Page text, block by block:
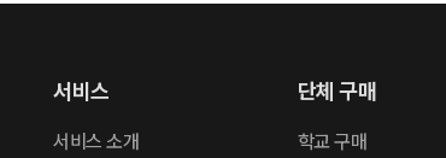
서비스
서비스 소개
단체 구매
학교 구매